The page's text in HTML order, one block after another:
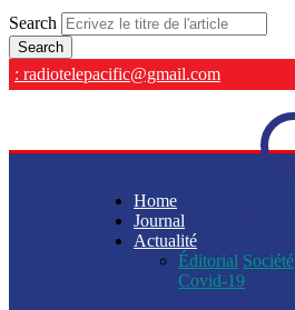
Search
: radiotelepacific@gmail.com
Home
Journal
Actualité
Éditorial Société
Covid-19